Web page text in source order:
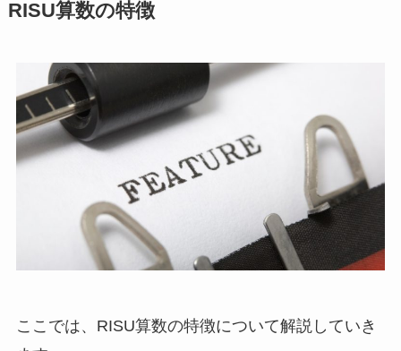
RISU算数の特徴
ここでは、RISU算数の特徴について解説していき